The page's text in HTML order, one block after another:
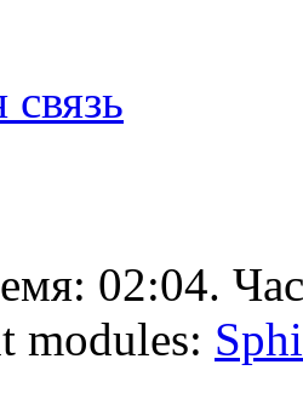
02:04.
modules: